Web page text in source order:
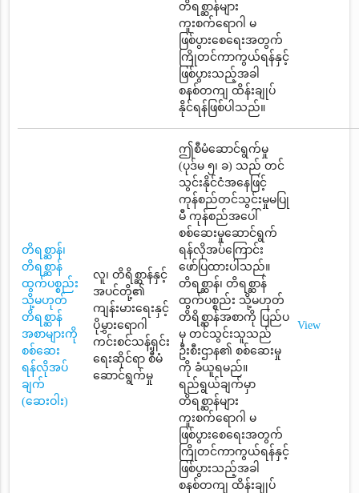
တိရစ္ဆာန်များ
ကူးစက်ရောဂါ မ
ဖြစ်ပွားစေရေးအတွက်
ကြိုတင်ကာကွယ်ရန်နှင့်
ဖြစ်ပွားသည့်အခါ
စနစ်တကျ ထိန်းချုပ်
နိုင်ရန်ဖြစ်ပါသည်။
တိရစ္ဆာန်၊
တိရစ္ဆာန်
ထွက်ပစ္စည်း
သို့မဟုတ်
တိရစ္ဆာန်
အစာများကို
စစ်ဆေး
ရန်လိုအပ်
ချက်
(ဆေးဝါး)
လူ၊ တိရိစ္ဆာန်နှင့်
အပင်တို့၏
ကျန်းမားရေးနှင့်
ပိုမွှားရောဂါ
ကင်းစင်သန့်ရှင်း
ရေးဆိုင်ရာ စီမံ
ဆောင်ရွက်မှု
ဤစီမံဆောင်ရွက်မှု
(ပုဒ်မ ၅၊ ခ) သည် တင်
သွင်းနိုင်ငံအနေဖြင့်
ကုန်စည်တင်သွင်းမှုမပြု
မီ ကုန်စည်အပေါ်
စစ်ဆေးမှုဆောင်ရွက်
ရန်လိုအပ်ကြောင်း
ဖော်ပြထားပါသည်။
တိရစ္ဆာန်၊ တိရစ္ဆာန်
ထွက်ပစ္စည်း သို့မဟုတ်
တိရိစ္ဆာန်အစာကို ပြည်ပ
မှ တင်သွင်းသူသည်
ဦးစီးဌာန၏ စစ်ဆေးမှု
ကို ခံယူရမည်။
ရည်ရွယ်ချက်မှာ
တိရစ္ဆာန်များ
ကူးစက်ရောဂါ မ
ဖြစ်ပွားစေရေးအတွက်
ကြိုတင်ကာကွယ်ရန်နှင့်
ဖြစ်ပွားသည့်အခါ
စနစ်တကျ ထိန်းချုပ်
View